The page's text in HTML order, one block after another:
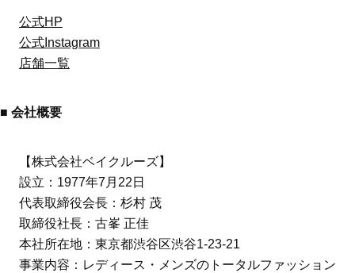
公式HP
公式Instagram
店舗一覧
■ 会社概要
【株式会社ベイクルーズ】
設立：1977年7月22日
代表取締役会長：杉村 茂
取締役社長：古峯 正佳
本社所在地：東京都渋谷区渋谷1-23-21
事業内容：レディース・メンズのトータルファッション